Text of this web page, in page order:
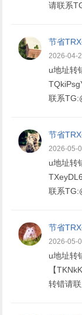
请联系
节省
2026-04-
u地址转
联系
节省
2026-05-
u地址转
联系
节省
2026-05-
u地址转
【
转错请